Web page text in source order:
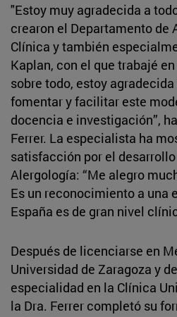
"Estoy muy agradecida a
crearon el Departamento de
Clínica y también
Kaplan, con el que trabajé
sobre todo, estoy
fomentar y facilitar este
docencia e investigación”,
Ferrer. La especialista ha
satisfacción por el
Alergología: “Me alegro
Es un reconocimiento a una
España es de gran nivel
Después de licenciarse en
Universidad de Zaragoza y
especialidad en la Clínica
la Dra. Ferrer completó su